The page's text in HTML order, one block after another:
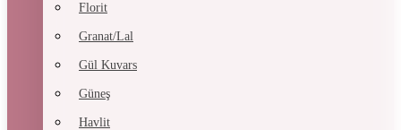
Florit
Granat/Lal
Gül Kuvars
Güneş
Havlit